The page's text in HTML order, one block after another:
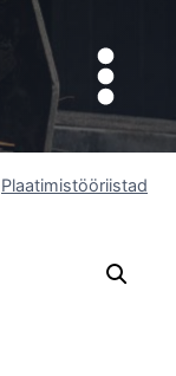
Plaatimistööriistad